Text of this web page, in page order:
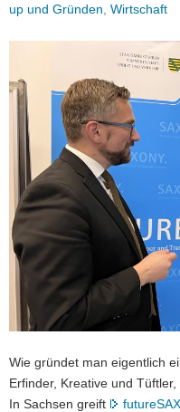
d
v
t
i
o
n
up und Gründen Wirtschaft
Wie gründet man eigentlich
Erfinder, Kreative und
In Sachsen greift
futureSAX